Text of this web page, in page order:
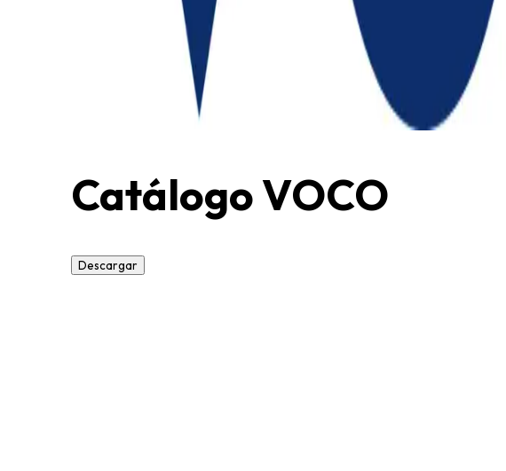
Catálogo VOCO
Descargar